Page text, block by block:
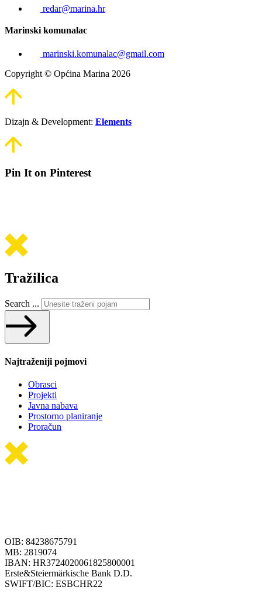
redar@marina.hr
Marinski komunalac
marinski.komunalac@gmail.com
Copyright © Općina Marina 2026
Dizajn & Development: Elements
Pin It on Pinterest
Tražilica
Search ...
Najtraženiji pojmovi
Obrasci
Projekti
Javna nabava
Prostorno planiranje
Proračun
OIB: 84238675791
MB: 2819074
IBAN: HR3724020061825800001
Erste&Steiermärkische Bank D.D.
SWIFT/BIC: ESBCHR22